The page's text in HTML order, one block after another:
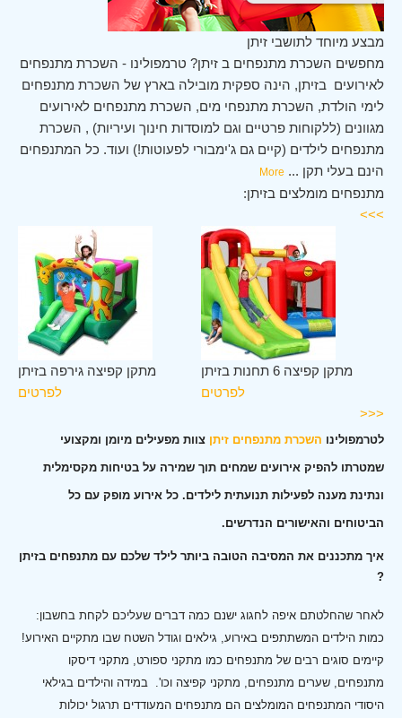
מבצע מיוחד לתושבי זיתן
מחפשים השכרת מתנפחים ב זיתן? טרמפולינו - השכרת מתנפחים
לאירועים בזיתן, הינה ספקית מובילה בארץ של השכרת מתנפחים
לימי הולדת, השכרת מתנפחי מים, השכרת מתנפחים לאירועים
מגוונים (ללקוחות פרטיים וגם למוסדות חינוך ועיריות) , השכרת
מתנפחים לילדים (קיים גם ג'ימבורי לפעוטות!) ועוד. כל המתנפחים
הינם בעלי תקן ...
More
מתנפחים מומלצים בזיתן:
>>>
מתקן קפיצה גירפה בזיתן
לפרטים
מתקן קפיצה 6 תחנות בזיתן
לפרטים
<<<
לטרמפולינו השכרת מתנפחים זיתן צוות מפעילים מיומן ומקצועי
שמטרתו להפיק אירועים שמחים תוך שמירה על בטיחות מקסימלית
ונתינת מענה לפעילות תנועתית לילדים. כל אירוע מופק עם כל
הביטוחים והאישורים הנדרשים.
איך מתכננים את המסיבה הטובה ביותר לילד שלכם עם מתנפחים בזיתן
?
לאחר שהחלטתם איפה לחגוג ישנם כמה דברים שעליכם לקחת בחשבון:
כמות הילדים המשתתפים באירוע, גילאים וגודל השטח שבו מתקיים האירוע!
קיימים סוגים רבים של מתנפחים כמו מתקני ספורט, מתקני דיסקו
מתנפחים, שערים מתנפחים, מתקני קפיצה וכו'. במידה והילדים בגילאי
היסודי המתנפחים המומלצים הם מתנפחים המעודדים תרגול יכולות